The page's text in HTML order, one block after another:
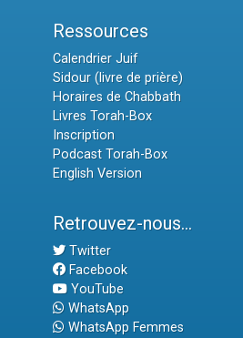
Ressources
Calendrier Juif
Sidour (livre de prière)
Horaires de Chabbath
Livres Torah-Box
Inscription
Podcast Torah-Box
English Version
Retrouvez-nous...
Twitter
Facebook
YouTube
WhatsApp
WhatsApp Femmes